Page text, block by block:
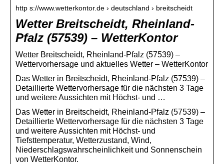
http s://www.wetterkontor.de › deutschland › breitscheidt
Wetter Breitscheidt, Rheinland-
Pfalz (57539) – WetterKontor
Wetter Breitscheidt, Rheinland-Pfalz (57539) –
Wettervorhersage und aktuelles Wetter – WetterKontor
Das Wetter in Breitscheidt, Rheinland-Pfalz (57539) –
Detaillierte Wettervorhersage für die nächsten 3 Tage
und weitere Aussichten mit Höchst- und …
Das Wetter in Breitscheidt, Rheinland-Pfalz (57539) –
Detaillierte Wettervorhersage für die nächsten 3 Tage
und weitere Aussichten mit Höchst- und
Tiefsttemperatur, Wetterzustand, Wind,
Niederschlagswahrscheinlichkeit und Sonnenschein
von WetterKontor.